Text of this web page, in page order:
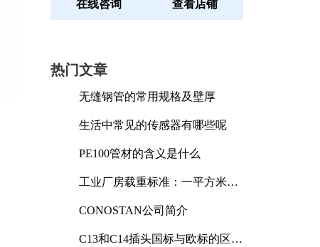
在线咨询 查看店铺
热门文章
无缝钢管的常用规格及壁厚
生活中常见的传感器有哪些呢
PE100管材的含义是什么
工业厂房载重标准：一平方米能
CONOSTAN公司简介
C13和C14插头国标与欧标的区别